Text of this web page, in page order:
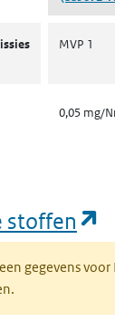
MVP 1
0,05 mg/
stoffen
gegevens